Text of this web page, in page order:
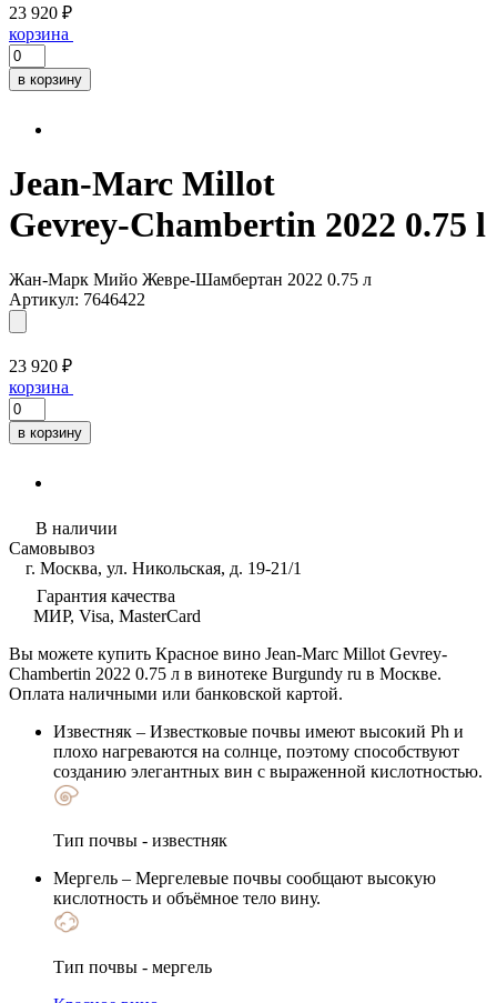
23 920 ₽
корзина
в корзину
Jean-Marc Millot
Gevrey-Chambertin 2022 0.75 l
Жан-Марк Мийо Жевре-Шамбертан 2022 0.75 л
Артикул: 7646422
23 920 ₽
корзина
в корзину
В наличии
Самовывоз
г. Москва, ул. Никольская, д. 19-21/1
Гарантия качества
МИР, Visa, MasterCard
Вы можете купить Красное вино Jean-Marc Millot Gevrey-
Chambertin 2022 0.75 л в винотеке Burgundy ru в Москве.
Оплата наличными или банковской картой.
Известняк – Известковые почвы имеют высокий Ph и
плохо нагреваются на солнце, поэтому способствуют
созданию элегантных вин с выраженной кислотностью.
Тип почвы - известняк
Мергель – Мергелевые почвы сообщают высокую
кислотность и объёмное тело вину.
Тип почвы - мергель